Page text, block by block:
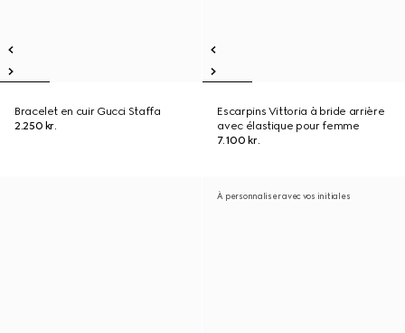
Bracelet en cuir Gucci Staffa
2.250 kr.
Escarpins Vittoria à bride arrière
avec élastique pour femme
7.100 kr.
À personnaliser avec vos initiales